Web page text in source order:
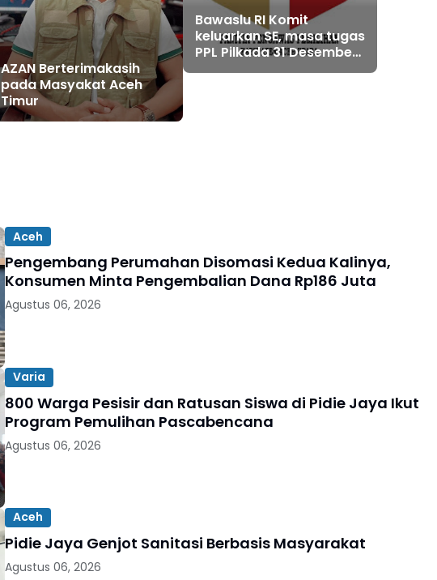
AZAN Berterimakasih
pada Masyakat Aceh
Timur
Bawaslu RI Komit
keluarkan SE, masa tugas
PPL Pilkada 31 Desember
2024
Aceh
Pengembang Perumahan Disomasi Kedua Kalinya,
Konsumen Minta Pengembalian Dana Rp186 Juta
Agustus 06, 2026
Varia
800 Warga Pesisir dan Ratusan Siswa di Pidie Jaya Ikut
Program Pemulihan Pascabencana
Agustus 06, 2026
Aceh
Pidie Jaya Genjot Sanitasi Berbasis Masyarakat
Agustus 06, 2026